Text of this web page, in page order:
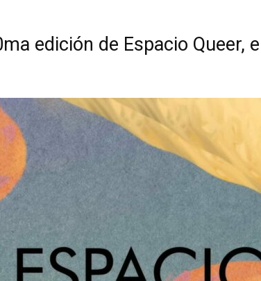
edición de Espacio Queer,